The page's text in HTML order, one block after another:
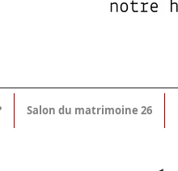
Salon du matrimoine 26